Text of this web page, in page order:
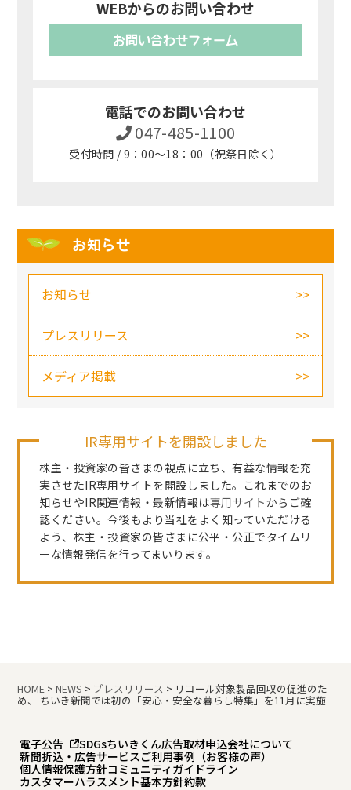
WEBからのお問い合わせ
お問い合わせフォーム
電話でのお問い合わせ
047-485-1100
受付時間 / 9：00～18：00（祝祭日除く）
お知らせ
お知らせ
プレスリリース
メディア掲載
IR専用サイトを開設しました
株主・投資家の皆さまの視点に立ち、有益な情報を充
実させたIR専用サイトを開設しました。これまでのお
知らせやIR関連情報・最新情報は専用サイトからご確
認ください。今後もより当社をよく知っていただける
よう、株主・投資家の皆さまに公平・公正でタイムリ
ーな情報発信を行ってまいります。
HOME >NEWS > プレスリリース > リコール対象製品回収の促進のた
め、 ちいき新聞では初の「安心・安全な暮らし特集」を11月に実施
電子公告 SDGsちいきくん広告取材申込会社について
新聞折込・広告サービスご利用事例（お客様の声）
個人情報保護方針コミュニティガイドライン
カスタマーハラスメント基本方針約款